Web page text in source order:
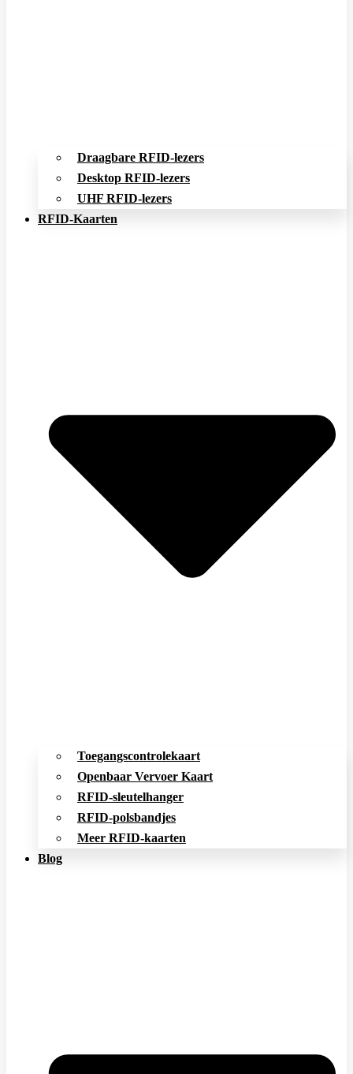
Draagbare RFID-lezers
Desktop RFID-lezers
UHF RFID-lezers
RFID-Kaarten
Toegangscontrolekaart
Openbaar Vervoer Kaart
RFID-sleutelhanger
RFID-polsbandjes
Meer RFID-kaarten
Blog